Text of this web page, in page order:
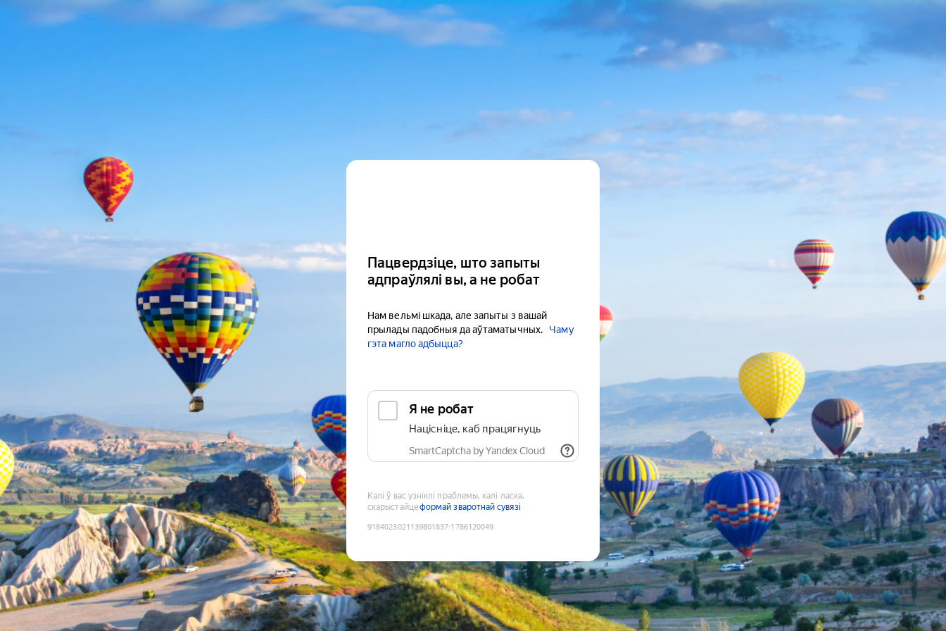
Пацвердзіце, што запыты
адпраўлялі вы, а не робат
Нам вельмі шкада, але запыты з вашай
прылады падобныя да аўтаматычных.
Чаму
гэта магло адбыцца?
Я не робат
Націсніце, каб працягнуць
SmartCaptcha by Yandex Cloud
Калі ў вас узніклі праблемы, калі ласка,
скарыстайцеформай зваротнай сувязі
9184023021139801837:1786120049